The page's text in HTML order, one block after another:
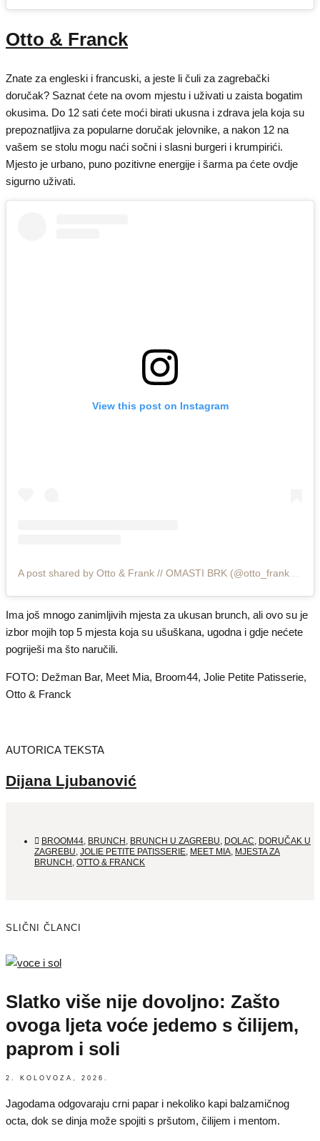
Otto & Franck
Znate za engleski i francuski, a jeste li čuli za zagrebački
doručak? Saznat ćete na ovom mjestu i uživati u zaista bogatim
okusima. Do 12 sati ćete moći birati ukusna i zdrava jela koja su
prepoznatljiva za popularne doručak jelovnike, a nakon 12 na
vašem se stolu mogu naći sočni i slasni burgeri i krumpirići.
Mjesto je urbano, puno pozitivne energije i šarma pa ćete ovdje
sigurno uživati.
View this post on Instagram
Ima još mnogo zanimljivih mjesta za ukusan brunch, ali ovo su je
izbor mojih top 5 mjesta koja su ušuškana, ugodna i gdje nećete
pogriješi ma što naručili.
FOTO: Dežman Bar, Meet Mia, Broom44, Jolie Petite Patisserie,
Otto & Franck
AUTORICA TEKSTA
Dijana Ljubanović
BROOM44, BRUNCH , BRUNCH U ZAGREBU, DOLAC, DORUČAK U
ZAGREBU, JOLIE PETITE PATISSERIE, MEET MIA, MJESTA ZA
BRUNCH , OTTO & FRANCK
SLIČNI ČLANCI
Slatko više nije dovoljno: Zašto
ovoga ljeta voće jedemo s čilijem,
paprom i soli
2. KOLOVOZA, 2026.
Jagodama odgovaraju crni papar i nekoliko kapi balzamičnog
octa, dok se dinja može spojiti s pršutom, čilijem i mentom.